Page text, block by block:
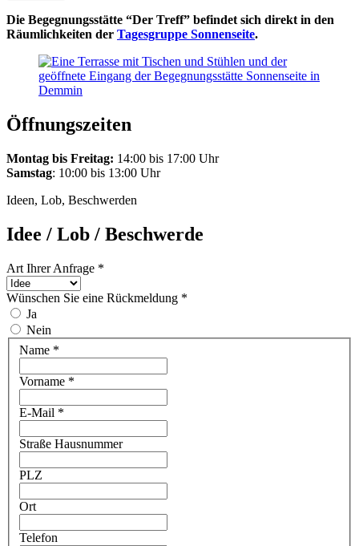
Die Begegnungsstätte “Der Treff” befindet sich direkt in den
Räumlichkeiten der Tagesgruppe Sonnenseite.
Öffnungszeiten
Montag bis Freitag: 14:00 bis 17:00 Uhr
Samstag: 10:00 bis 13:00 Uhr
Ideen, Lob, Beschwerden
Idee / Lob / Beschwerde
Art Ihrer Anfrage *
Wünschen Sie eine Rückmeldung *
Ja
Nein
Name *
Vorname *
E-Mail *
Straße Hausnummer
PLZ
Ort
Telefon